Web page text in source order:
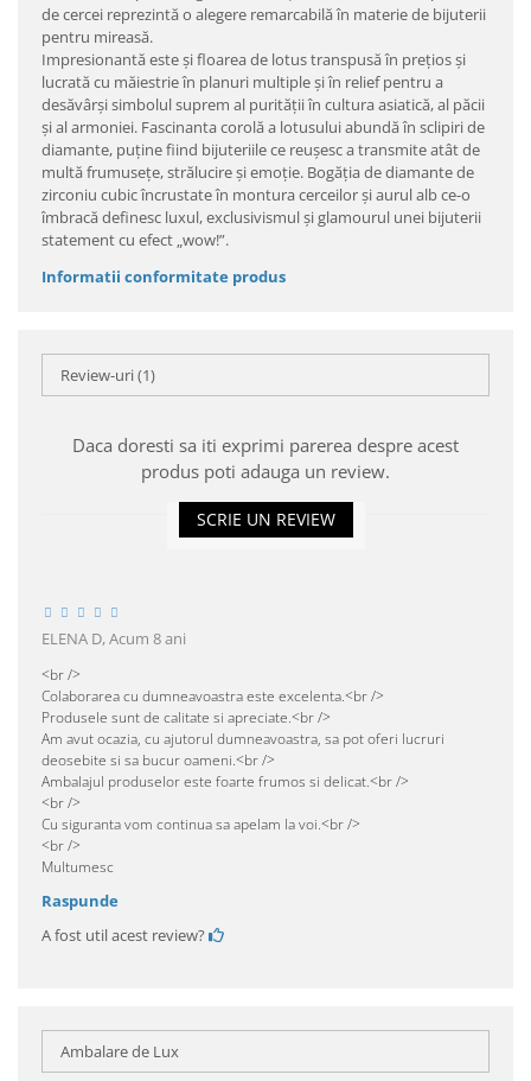
de cercei reprezintă o alegere remarcabilă în materie de bijuterii
pentru mireasă.
Impresionantă este şi floarea de lotus transpusă în preţios şi
lucrată cu măiestrie în planuri multiple şi în relief pentru a
desăvârşi simbolul suprem al purităţii în cultura asiatică, al păcii
şi al armoniei. Fascinanta corolă a lotusului abundă în sclipiri de
diamante, puţine fiind bijuteriile ce reuşesc a transmite atât de
multă frumuseţe, strălucire şi emoţie. Bogăţia de diamante de
zirconiu cubic încrustate în montura cerceilor şi aurul alb ce-o
îmbracă definesc luxul, exclusivismul şi glamourul unei bijuterii
statement cu efect „wow!”.
Informatii conformitate produs
Review-uri(1)
Daca doresti sa iti exprimi parerea despre acest
produs poti adauga un review.
SCRIE UN REVIEW
ELENA D,Acum 8 ani
<br />
Colaborarea cu dumneavoastra este excelenta.<br />
Produsele sunt de calitate si apreciate.<br />
Am avut ocazia, cu ajutorul dumneavoastra, sa pot oferi lucruri
deosebite si sa bucur oameni.<br />
Ambalajul produselor este foarte frumos si delicat.<br />
<br />
Cu siguranta vom continua sa apelam la voi.<br />
<br />
Multumesc
Raspunde
A fost util acest review?
Ambalare de Lux